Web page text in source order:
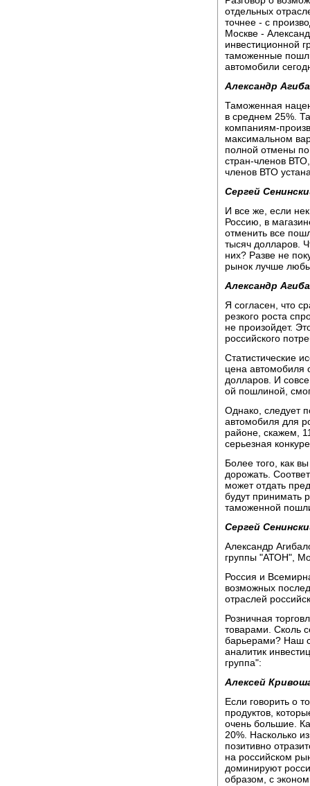
отдельных
точнее - с
Москве -
инвестиционной
таможенные
автомобили
Александр
Таможенная
в среднем 25%.
компаниям-
максимальном
полной отмены
стран-членов
членов ВТО
Сергей
И все же, если
Россию, в
отменить все
тысяч долларов.
них? Разве не
рынок лучше
Александр
Я согласен, что
резкого роста
не произойдет.
российского
Статистические
цена автомобиля
долларов. И
ой пошлиной,
Однако, следует
автомобиля для
районе, скажем,
серьезная
Более того, как
дорожать.
может отдать
будут принимать
таможенной
Сергей
Александр
группы "АТОН",
Россия и
возможных
отраслей
Розничная
товарами. Сколь
барьерами? Наш
аналитик
группа":
Алексей
Если говорить о
продуктов,
очень большие.
20%. Насколько
позитивно
на российском
доминируют
образом, с